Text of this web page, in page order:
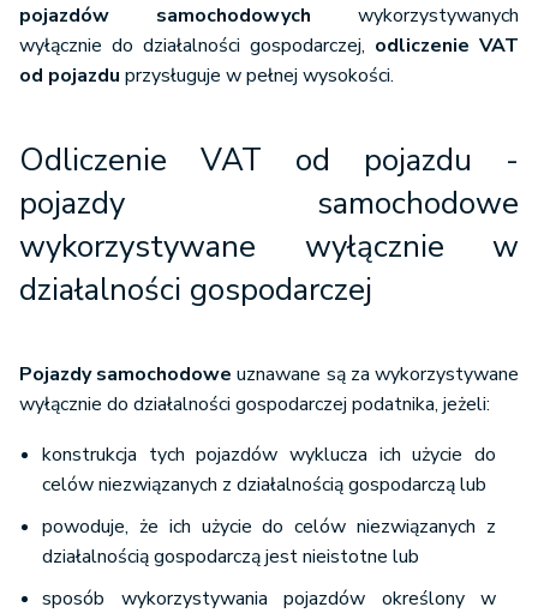
pojazdów samochodowych wykorzystywanych
wyłącznie do działalności gospodarczej, odliczenie VAT
od pojazdu przysługuje w pełnej wysokości.
Odliczenie VAT od pojazdu -
pojazdy samochodowe
wykorzystywane wyłącznie w
działalności gospodarczej
Pojazdy samochodowe uznawane są za wykorzystywane
wyłącznie do działalności gospodarczej podatnika, jeżeli:
konstrukcja tych pojazdów wyklucza ich użycie do
celów niezwiązanych z działalnością gospodarczą lub
powoduje, że ich użycie do celów niezwiązanych z
działalnością gospodarczą jest nieistotne lub
sposób wykorzystywania pojazdów określony w